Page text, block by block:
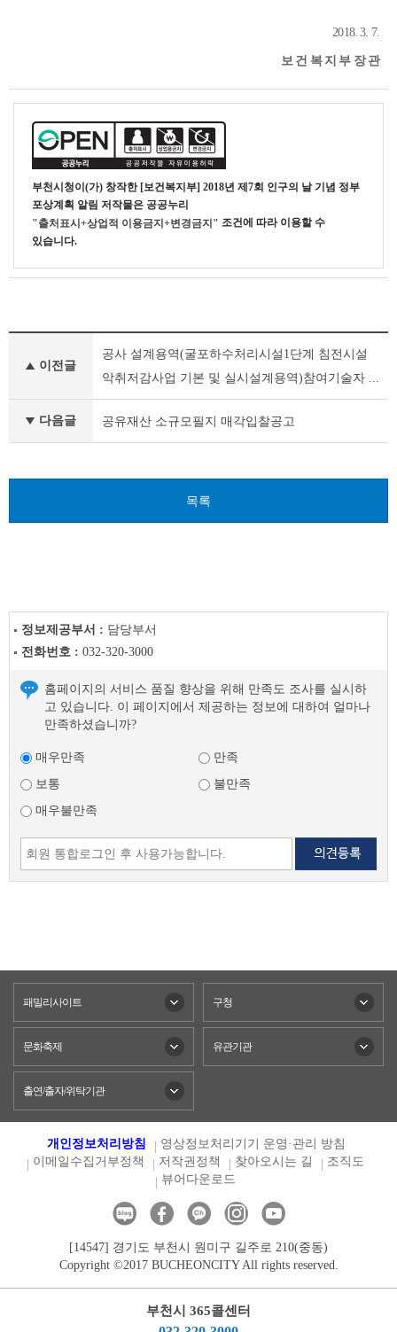
2018. 3. 7.
보 건 복 지 부 장 관
부천시청이(가) 창작한 [보건복지부] 2018년 제7회 인구의 날 기념 정부
포상계획 알림 저작물은 공공누리
"출처표시+상업적 이용금지+변경금지" 조건에 따라 이용할 수
있습니다.
글
음
이전글
공사 설계용역(굴포하수처리시설1단계 침전시설
악취저감사업 기본 및 실시설계용역)참여기술자 ...
다음글 공유재산 소규모필지 매각입찰공고
목록
정보제공부서 : 담당부서
전화번호 : 032-320-3000
홈페이지의 서비스 품질 향상을 위해 만족도 조사를 실시하
고 있습니다. 이 페이지에서 제공하는 정보에 대하여 얼마나
만족하셨습니까?
매우만족
만족
보통
불만족
매우불만족
패밀리사이트 구청
문화축제 유관기관
출연/출자/위탁기관
개인정보처리방침
영상정보처리기기 운영·관리 방침
이메일수집거부정책
저작권정책 찾아오시는 길
조직도
뷰어다운로드
[14547] 경기도 부천시 원미구 길주로 210(중동)
Copyright ©2017 BUCHEONCITY All rights reserved.
부천시 365콜센터